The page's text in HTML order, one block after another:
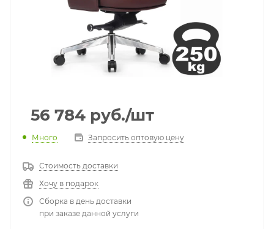
56 784 руб./шт
Много Запросить оптовую цену
Стоимость доставки
Хочу в подарок
Сборка в день доставки
при заказе данной услуги